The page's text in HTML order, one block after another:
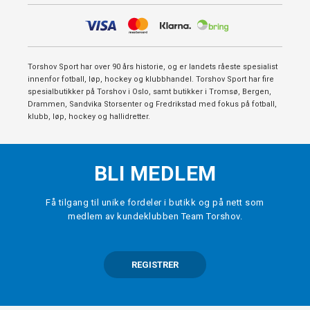
Torshov Sport Bergen Klubb
Torshov Sport Sandvika
Torshov Sport Stavanger
Torshov Sport Tromsø
Ledige stillinger
Torshov Sport har over 90 års historie, og er landets råeste spesialist
innenfor fotball, løp, hockey og klubbhandel. Torshov Sport har fire
spesialbutikker på Torshov i Oslo, samt butikker i Tromsø, Bergen,
Drammen, Sandvika Storsenter og Fredrikstad med fokus på fotball,
klubb, løp, hockey og hallidretter.
BLI MEDLEM
Få tilgang til unike fordeler i butikk og på nett som
medlem av kundeklubben Team Torshov.
REGISTRER